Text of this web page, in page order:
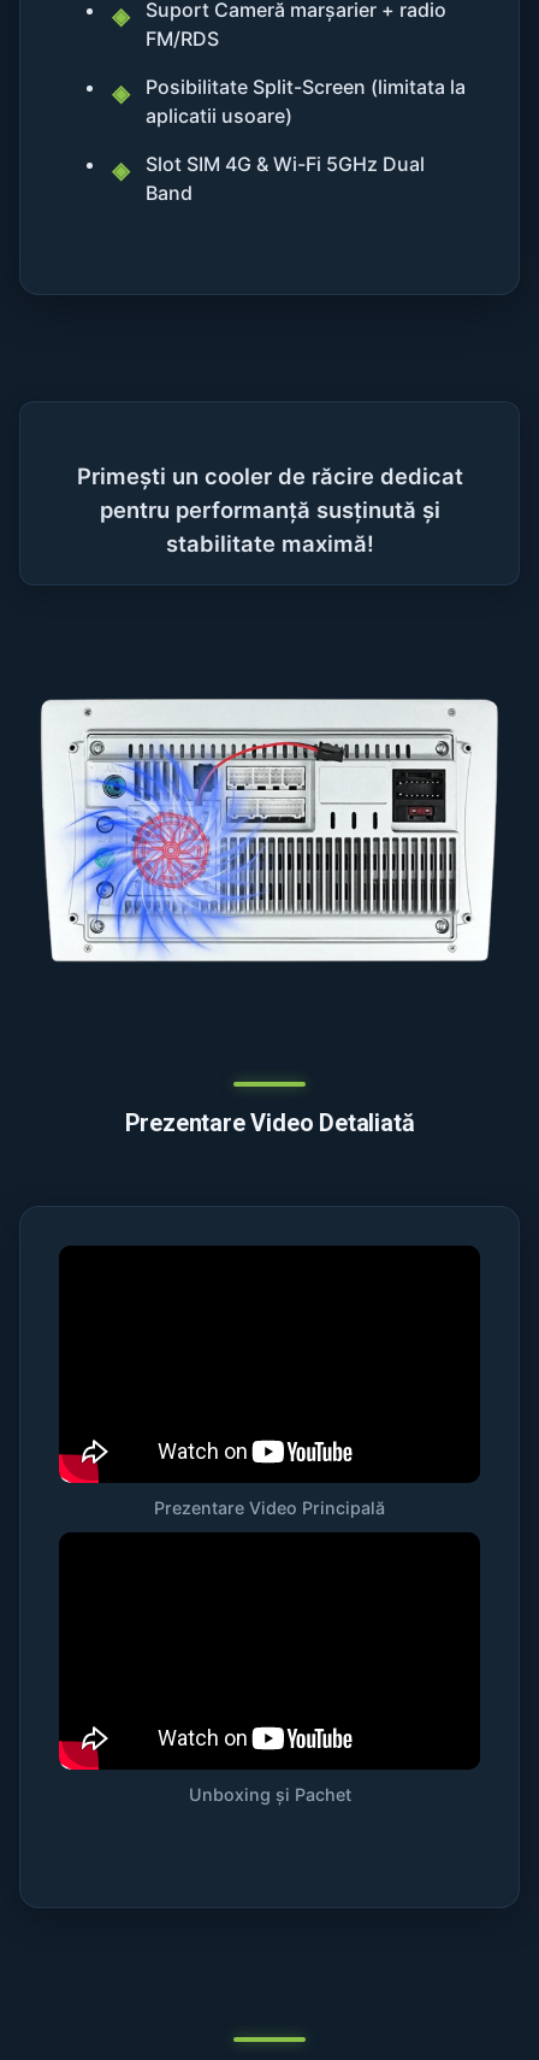
Suport Cameră marșarier + radio
FM/RDS
Posibilitate Split-Screen (limitata la
aplicatii usoare)
Slot SIM 4G & Wi-Fi 5GHz Dual
Band
Primești un cooler de răcire dedicat
pentru performanță susținută și
stabilitate maximă!
Prezentare Video Detaliată
Prezentare Video Principală
Unboxing și Pachet